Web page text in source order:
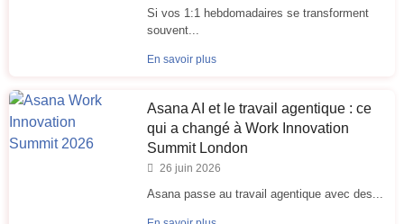
Si vos 1:1 hebdomadaires se transforment
souvent...
En savoir plus
Asana AI et le travail agentique : ce
qui a changé à Work Innovation
Summit London
26 juin 2026
Asana passe au travail agentique avec des...